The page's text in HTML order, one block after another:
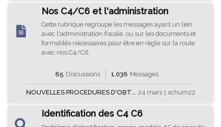
Nos C4/C6 et l'administration
Cette rubrique regroupe les messages ayant un lien
avec l'administration fiscale, ou sur les documents et
formalités nécessaires pour être en règle sur la route
avec nos C4/C6.
65 Discussions 1,036 Messages
24 mars schum22
NOUVELLES PROCEDURES D'OBT...
Identification des C4 C6